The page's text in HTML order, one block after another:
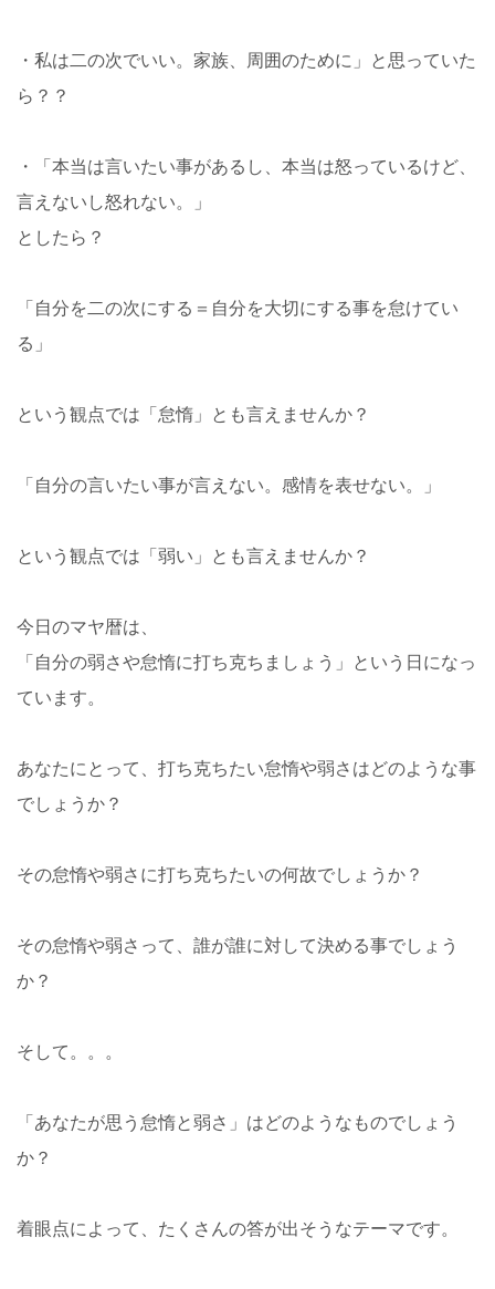
・私は二の次でいい。家族、周囲のために」と思っていた
ら？？
・「本当は言いたい事があるし、本当は怒っているけど、
言えないし怒れない。」
としたら？
「自分を二の次にする＝自分を大切にする事を怠けてい
る」
という観点では「怠惰」とも言えませんか？
「自分の言いたい事が言えない。感情を表せない。」
という観点では「弱い」とも言えませんか？
今日のマヤ暦は、
「自分の弱さや怠惰に打ち克ちましょう」という日になっ
ています。
あなたにとって、打ち克ちたい怠惰や弱さはどのような事
でしょうか？
その怠惰や弱さに打ち克ちたいの何故でしょうか？
その怠惰や弱さって、誰が誰に対して決める事でしょう
か？
そして。。。
「あなたが思う怠惰と弱さ」はどのようなものでしょう
か？
着眼点によって、たくさんの答が出そうなテーマです。